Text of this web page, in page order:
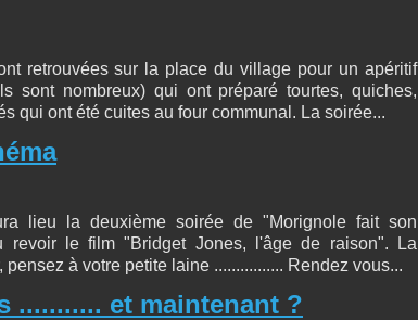
retrouvées sur la place du village pour un apéritif
sont nombreux) qui ont préparé tourtes, quiches,
qui ont été cuites au four communal. La soirée...
lieu la deuxième soirée de "Morignole fait son
revoir le film "Bridget Jones, l'âge de raison". La
à votre petite laine ................ Rendez vous...
........... et maintenant ?